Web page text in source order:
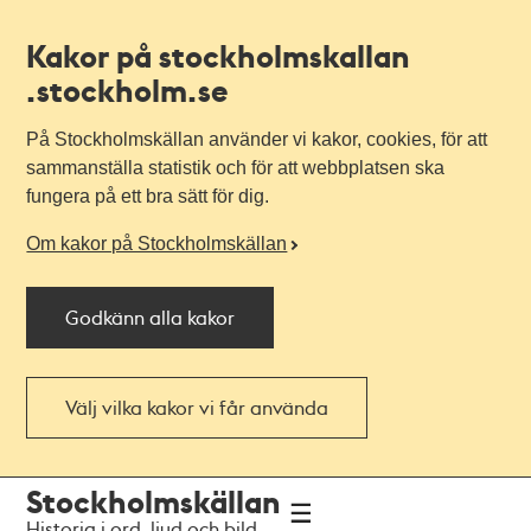
Kakor på stockholmskallan
.stockholm.se
På Stockholmskällan använder vi kakor, cookies, för att
sammanställa statistik och för att webbplatsen ska
fungera på ett bra sätt för dig.
Om kakor på Stockholmskällan
Godkänn alla kakor
Välj vilka kakor vi får använda
navigationen
huvudinnehållet
Stockholmskällan